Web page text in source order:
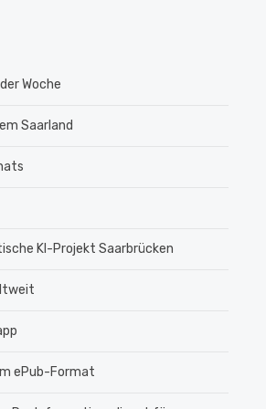
Woche
Saarland
KI-Projekt Saarbrücken
ePub-Format